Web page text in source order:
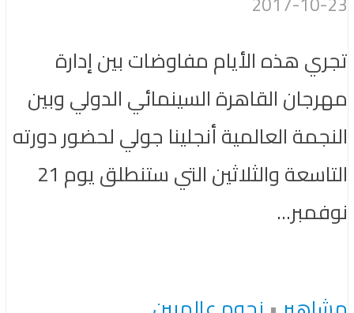
تجري هذه الأيام مفاوضات بين إدارة
مهرجان القاهرة السينمائي الدولي وبين
النجمة العالمية أنجلينا جولي لحضور دورته
التاسعة والثلاثين التي ستنطلق يوم 21
نوفمبر...